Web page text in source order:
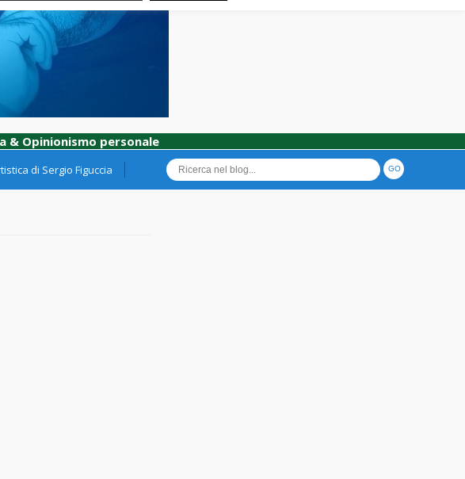
Opinionismo personale
di Sergio Figuccia